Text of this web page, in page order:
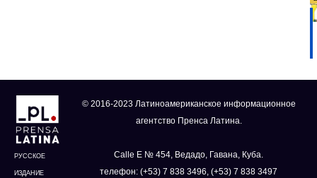
РУССКОЕ
ИЗДАНИЕ
© 2016-2023 Латиноамериканское информационное
агентство Пренса Латина.
Calle E № 454, Ведадо, Гавана, Куба.
телефон: (+53) 7 838 3496, (+53) 7 838 3497